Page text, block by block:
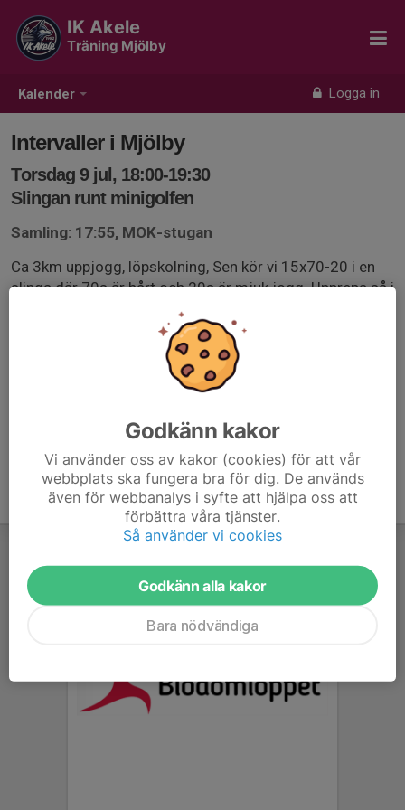
Kalender Logga in
IK Akele
Träning Mjölby
Intervaller i Mjölby
Torsdag 9 jul, 18:00-19:30
Slingan runt minigolfen
Samling: 17:55, MOK-stugan
Ca 3km uppjogg, löpskolning, Sen kör vi 15x70-20 i en
slinga där 70s är hårt och 20s är mjuk jogg. Upprepa så i
15 ggr. Första o sista ska gå i samma tempo. (öva på
att hantera utgångsfart) vila 30s sedan 5x1min planka.
Godkänn kakor
Vi använder oss av kakor (cookies) för att vår
webbplats ska fungera bra för dig. De används
även för webbanalys i syfte att hjälpa oss att
förbättra våra tjänster.
Så använder vi cookies
Godkänn alla kakor
Bara nödvändiga